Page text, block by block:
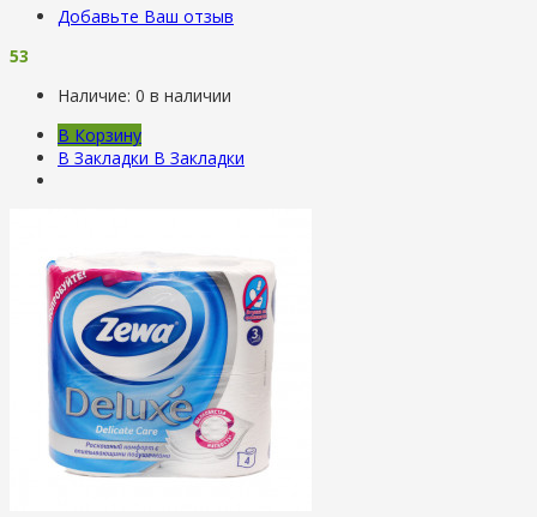
Добавьте Ваш отзыв
53
Наличие: 0 в наличии
В Корзину
В Закладки В Закладки